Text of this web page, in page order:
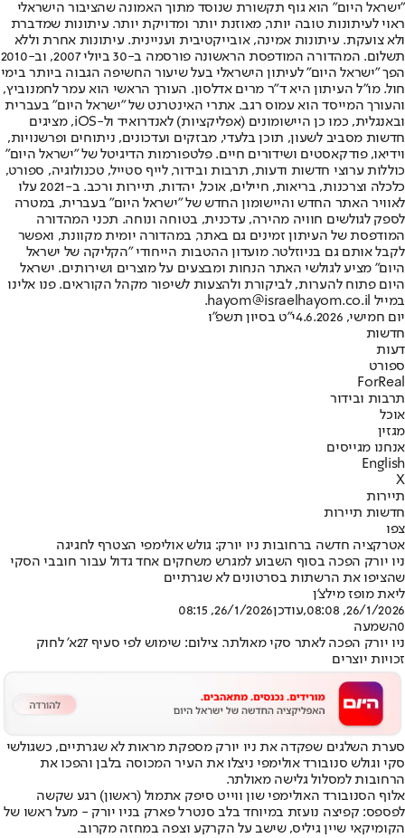
"ישראל היום" הוא גוף תקשורת שנוסד מתוך האמונה שהציבור הישראלי
ראוי לעיתונות טובה יותר, מאוזנת יותר ומדויקת יותר. עיתונות שמדברת
ולא צועקת. עיתונות אמינה, אובייקטיבית ועניינית. עיתונות אחרת וללא
תשלום. המהדורה המודפסת הראשונה פורסמה ב-30 ביולי 2007, וב-2010
הפך "ישראל היום" לעיתון הישראלי בעל שיעור החשיפה הגבוה ביותר בימי
חול. מו"ל העיתון היא ד"ר מרים אדלסון. העורך הראשי הוא עמר לחמנוביץ,
והעורך המייסד הוא עמוס רגב. אתרי האינטרנט של "ישראל היום" בעברית
ובאנגלית, כמו כן היישומונים (אפליקציות) לאנדרואיד ול-iOS, מציגים
חדשות מסביב לשעון, תוכן בלעדי, מבזקים ועדכונים, ניתוחים ופרשנויות,
וידיאו, פודקאסטים ושידורים חיים. פלטפורמות הדיגיטל של "ישראל היום"
כוללות ערוצי חדשות ודעות, תרבות ובידור, לייף סטייל, טכנולוגיה, ספורט,
כלכלה וצרכנות, בריאות, חיילים, אוכל, יהדות, תיירות ורכב. ב-2021 עלו
לאוויר האתר החדש והיישומון החדש של "ישראל היום" בעברית, במטרה
לספק לגולשים חוויה מהירה, עדכנית, בטוחה ונוחה. תכני המהדורה
המודפסת של העיתון זמינים גם באתר, במהדורה יומית מקוונת, ואפשר
לקבל אותם גם בניוזלטר. מועדון ההטבות הייחודי "הקליקה של ישראל
היום" מציע לגולשי האתר הנחות ומבצעים על מוצרים ושירותים. ישראל
היום פתוח להערות, לביקורת ולהצעות לשיפור מקהל הקוראים. פנו אלינו
במייל hayom@israelhayom.co.il.
יום חמישי, 4.6.2026
י"ט בסיון תשפ"ו
חדשות
דעות
ספורט
ForReal
תרבות ובידור
אוכל
מגזין
אנחנו מגייסים
English
X
תיירות
חדשות תיירות
צפו
אטרקציה חדשה ברחובות ניו יורק: גולש אולימפי הצטרף לחגיגה
ניו יורק הפכה בסוף השבוע למגרש משחקים אחד גדול עבור חובבי הסקי
שהציפו את הרשתות בסרטונים לא שגרתיים
ליאת מופז מילצ'ן
26/1/2026, 08:08
,עודכן26/1/2026, 08:15
0השמעה
ניו יורק הפכה לאתר סקי מאולתר. צילום: שימוש לפי סעיף 27א' לחוק
זכויות יוצרים
סערת השלגים שפקדה את ניו יורק מספקת מראות לא שגרתיים, כשגולשי
סקי וגולש סנובורד אולימפי ניצלו את העיר המכוסה בלבן והפכו את
הרחובות למסלול גלישה מאולתר.
אלוף הסנובורד האולימפי שון ווייט סיפק אתמול (ראשון) רגע שקשה
לפספס: קפיצה נועזת במיוחד בלב סנטרל פארק בניו יורק - מעל ראשו של
הקומיקאי שיין גיליס, שישב על הקרקע וצפה במחזה מקרוב.